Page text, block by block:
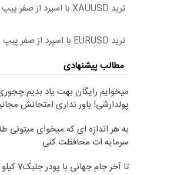
ترید XAUUSD با اسپرد از صفر پیپ
ترید EURUSD با اسپرد از صفر پیپ
مطالب پیشنهادی
میخوایم رایگان بهت یاد بدیم
پولدارشی! باور نداری امتحانش
به هر اندازه ای که میخوای میتونی
سرمایه ات محافظت کنی
تا آخر جام جهانی با پودر جلبک7 کیلو لاغر شو